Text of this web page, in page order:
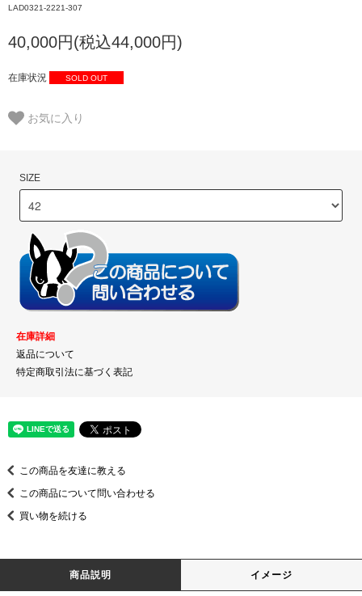
LAD0321-2221-307
40,000円(税込44,000円)
在庫状況 SOLD OUT
お気に入り
SIZE
在庫詳細
返品について
特定商取引法に基づく表記
この商品を友達に教える
この商品について問い合わせる
買い物を続ける
商品説明 イメージ